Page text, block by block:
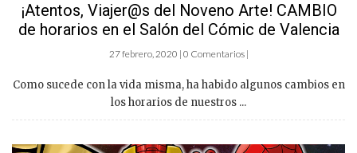
¡Atentos, Viajer@s del Noveno Arte! CAMBIO
de horarios en el Salón del Cómic de Valencia
27 febrero, 2020 | 0 Comentarios |
Como sucede con la vida misma, ha habido algunos cambios en
los horarios de nuestros ...